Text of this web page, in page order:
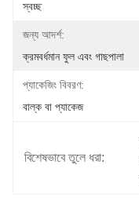
স্বচ্ছ
জন্য আদর্শ:
ক্রমবর্ধমান ফুল এবং গাছপালা
প্যাকেজিং বিবরণ:
বাল্ক বা প্যাকেজ
বিশেষভাবে তুলে ধরা: